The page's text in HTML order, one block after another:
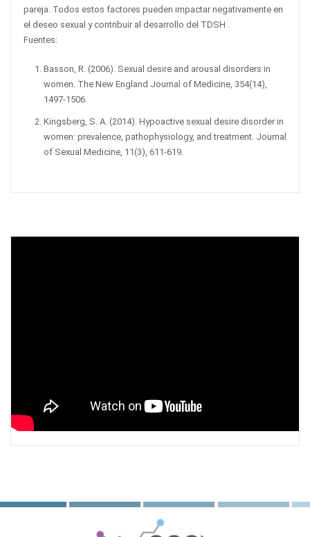
pareja. Todos estos factores pueden impactar negativamente en
el deseo sexual y contribuir al desarrollo del TDSH .
Fuentes:
Basson, R. (2006). Sexual desire and arousal disorders in
women. The New England Journal of Medicine, 354(14),
1497-1506.
Kingsberg, S. A. (2014). Hypoactive sexual desire disorder in
women: prevalence, pathophysiology, and treatment. Journal
of Sexual Medicine, 11(3), 611-619.